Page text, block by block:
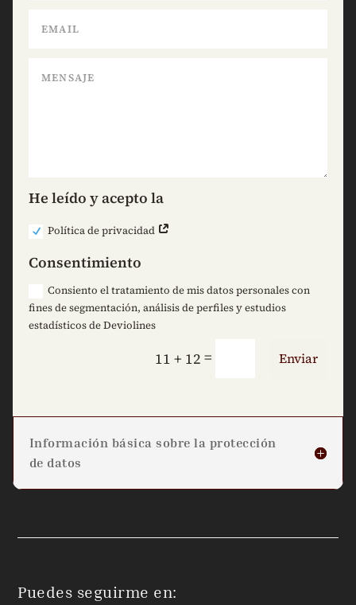
He leído y acepto la
Política de privacidad
Consentimiento
Consiento el tratamiento de mis datos personales con
fines de segmentación, análisis de perfiles y estudios
estadísticos de Deviolines
11 + 12 = Enviar
Información básica sobre la protección
de datos
Puedes seguirme en: